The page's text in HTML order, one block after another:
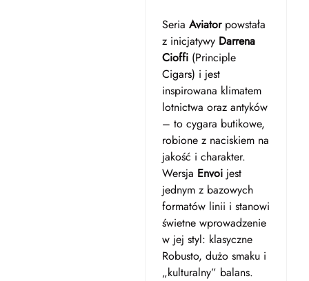
Seria Aviatorpowstała
z inicjatywy Darrena
Cioffi(Principle
Cigars) i jest
inspirowana klimatem
lotnictwa oraz antyków
– to cygara butikowe,
robione z naciskiem na
jakość i charakter.
Wersja Envoijest
jednym z bazowych
formatów linii i stanowi
świetne wprowadzenie
w jej styl: klasyczne
Robusto, dużo smaku i
„kulturalny” balans.